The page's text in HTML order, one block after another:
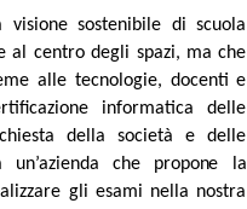
visione sostenibile di scuola
al centro degli spazi, ma che
alle tecnologie, docenti e
informatica delle
della società e delle
un’azienda che propone
la
gli esami nella nostra